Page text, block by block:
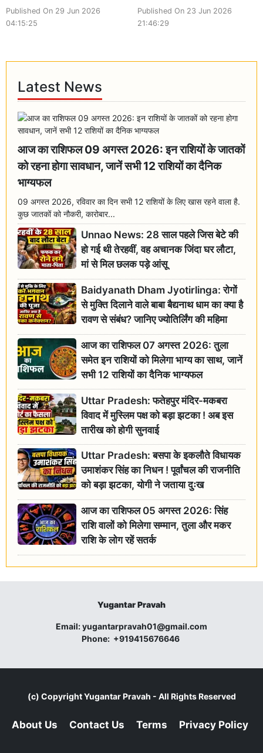
Published On 29 Jun 2026
04:15:25
Published On 23 Jun 2026
21:46:29
Latest News
आज का राशिफल 09 अगस्त 2026: इन राशियों के जातकों
को रहना होगा सावधान, जानें सभी 12 राशियों का दैनिक
भाग्यफल
09 अगस्त 2026, रविवार का दिन सभी 12 राशियों के लिए खास रहने वाला है.
कुछ जातकों को नौकरी, कारोबार...
Unnao News: 28 साल पहले जिस बेटे की
हो गई थी तेरहवीं, वह अचानक जिंदा घर लौटा,
मां से मिल छलक पड़े आंसू
Baidyanath Dham Jyotirlinga: रोगों
से मुक्ति दिलाने वाले बाबा बैद्यनाथ धाम का क्या है
रावण से संबंध? जानिए ज्योतिर्लिंग की महिमा
आज का राशिफल 07 अगस्त 2026: तुला
समेत इन राशियों को मिलेगा भाग्य का साथ, जानें
सभी 12 राशियों का दैनिक भाग्यफल
Uttar Pradesh: फतेहपुर मंदिर-मकबरा
विवाद में मुस्लिम पक्ष को बड़ा झटका ! अब इस
तारीख को होगी सुनवाई
Uttar Pradesh: बसपा के इकलौते विधायक
उमाशंकर सिंह का निधन ! पूर्वांचल की राजनीति
को बड़ा झटका, योगी ने जताया दुःख
आज का राशिफल 05 अगस्त 2026: सिंह
राशि वालों को मिलेगा सम्मान, तुला और मकर
राशि के लोग रहें सतर्क
Yugantar Pravah
Email:yugantarpravah01@gmail.com
Phone: +919415676646
(c) CopyrightYugantar Pravah - All Rights Reserved
About Us Contact Us Terms Privacy Policy